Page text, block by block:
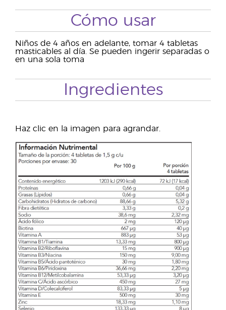
Cómo usar
Niños de 4 años en adelante, tomar 4 tabletas
masticables al día. Se pueden ingerir separadas o
en una sola toma
Ingredientes
Haz clic en la imagen para agrandar.